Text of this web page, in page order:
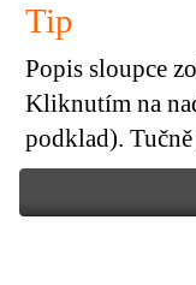
Tip
Popis sloupce
Kliknutím na
podklad).